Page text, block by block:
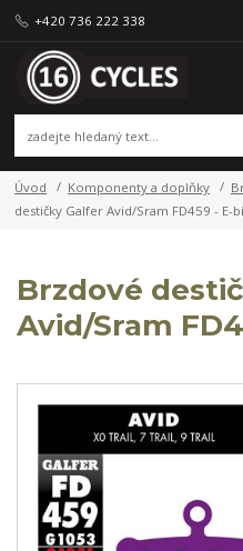
+420 736 222 338
Úvod Komponenty a doplňky
destičky Galfer Avid/Sram FD459 - E-
Brzdové
Avid/Sram